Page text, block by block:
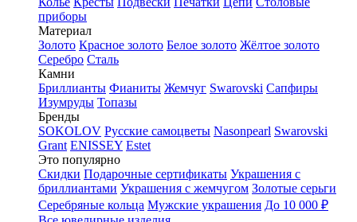
приборы
Материал
Золото Красное золото Белое золото Жёлтое золото
Серебро Сталь
Камни
Бриллианты Фианиты Жемчуг Swarovski Сапфиры
Изумруды Топазы
Бренды
SOKOLOV Русские самоцветы Nasonpearl Swarovski
Grant ENISSEY Estet
Это популярно
Скидки Подарочные сертификаты Украшения с
бриллиантами Украшения с жемчугом Золотые серьги
Серебряные кольца Мужские украшения До 10 000 ₽